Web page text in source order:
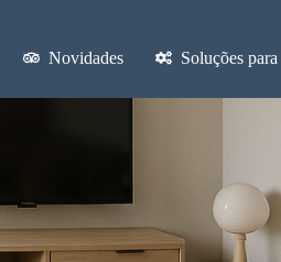
Novidades Soluções para